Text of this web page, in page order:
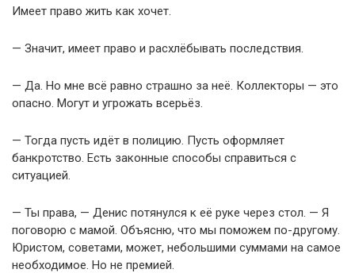
Имеет право жить как хочет.
— Значит, имеет право и расхлёбывать последствия.
— Да. Но мне всё равно страшно за неё. Коллекторы — это
опасно. Могут и угрожать всерьёз.
— Тогда пусть идёт в полицию. Пусть оформляет
банкротство. Есть законные способы справиться с
ситуацией.
— Ты права, — Денис потянулся к её руке через стол. — Я
поговорю с мамой. Объясню, что мы поможем по-другому.
Юристом, советами, может, небольшими суммами на самое
необходимое. Но не премией.